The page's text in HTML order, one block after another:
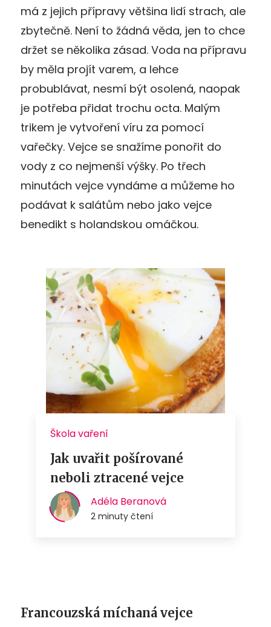
má z jejich přípravy většina lidí strach, ale
zbytečně. Není to žádná věda, jen to chce
držet se několika zásad. Voda na přípravu
by měla projít varem, a lehce
probublávat, nesmí být osolená, naopak
je potřeba přidat trochu octa. Malým
trikem je vytvoření víru za pomocí
vařečky. Vejce se snažíme ponořit do
vody z co nejmenší výšky. Po třech
minutách vejce vyndáme a můžeme ho
podávat k salátům nebo jako vejce
benedikt s holandskou omáčkou.
Francouzská míchaná vejce